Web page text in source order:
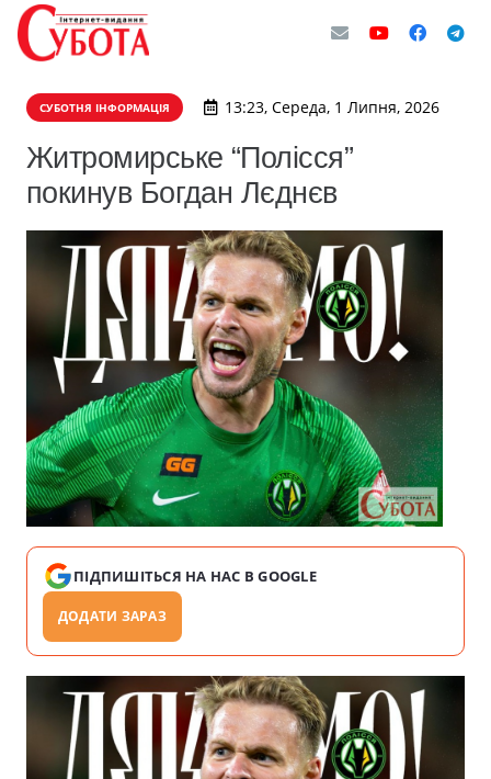
СУБОТНЯ ІНФОРМАЦІЯ 13:23, Середа, 1 Липня, 2026
Житромирське “Полісся”
покинув Богдан Лєднєв
ПІДПИШІТЬСЯ НА НАС В GOOGLE
ДОДАТИ ЗАРАЗ